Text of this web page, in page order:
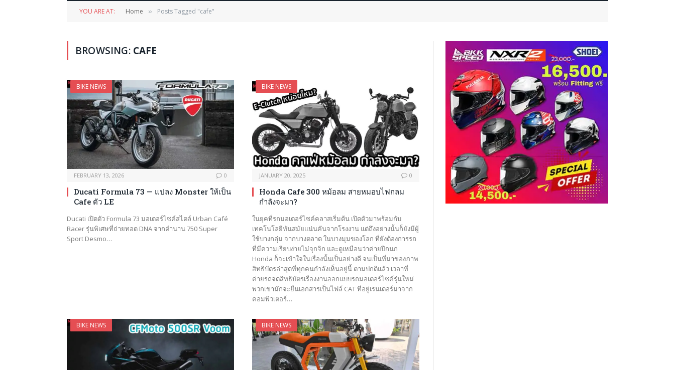
YOU ARE AT: Home » Posts Tagged "cafe"
BROWSING: CAFE
BIKE NEWS
FEBRUARY 13, 2026 0
Ducati Formula 73 — แปลง Monster ให้เป็น
Cafe ตัว LE
Ducati เปิดตัว Formula 73 มอเตอร์ไซค์สไตล์ Urban Café
Racer รุ่นพิเศษที่ถ่ายทอด DNA จากตำนาน 750 Super
Sport Desmo…
BIKE NEWS
JANUARY 20, 2025 0
Honda Cafe 300 หม้อลม สายหมอบไฟกลม
กำลังจะมา?
ในยุคที่รถมอเตอร์ไซค์คลาสเริ่มต้น เปิดตัวมาพร้อมกับ
เทคโนโลยีทันสมัยแน่นคันจากโรงงาน แต่ถึงอย่างนั้นก็ยังมีผู้
ใช้บางกลุ่ม จากบางตลาด ในบางมุมของโลก ที่ยังต้องการรถ
ที่มีความเรียบง่ายไม่จุกจิก และดูเหมือนว่าค่ายปีกนก
Honda ก็จะเข้าใจในเรื่องนั้นเป็นอย่างดี จนเป็นที่มาของภาพ
สิทธิบัตรล่าสุดที่ทุกคนกำลังเห็นอยู่นี้ ตามปกติแล้ว เวลาที่
ค่ายรถจดสิทธิบัตรเรื่องงานออกแบบรถมอเตอร์ไซค์รุ่นใหม่
พวกเขามักจะยื่นเอกสารเป็นไฟล์ CAT ที่อยู่เรนเดอร์มาจาก
คอมพิวเตอร์…
BIKE NEWS BIKE NEWS